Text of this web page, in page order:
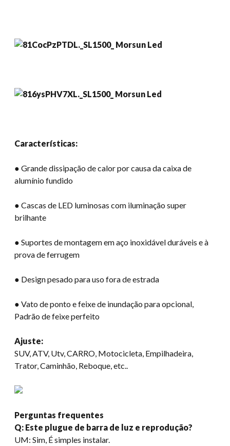
Características:
● Grande dissipação de calor por causa da caixa de
alumínio fundido
● Cascas de LED luminosas com iluminação super
brilhante
● Suportes de montagem em aço inoxidável duráveis ​​e à
prova de ferrugem
● Design pesado para uso fora de estrada
● Vato de ponto e feixe de inundação para opcional,
Padrão de feixe perfeito
Ajuste:
SUV, ATV, Utv, CARRO, Motocicleta, Empilhadeira,
Trator, Caminhão, Reboque, etc..
Perguntas frequentes
Q: Este plugue de barra de luz e reprodução?
UM: Sim, É simples instalar.